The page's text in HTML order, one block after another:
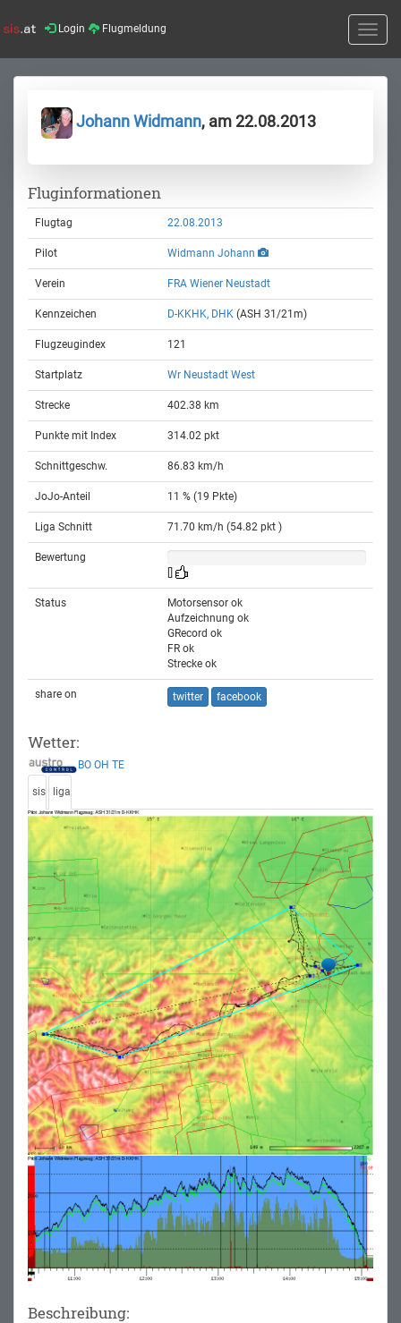
Login Flugmeldung
Toggle
Johann Widmann, am 22.08.2013
Fluginformationen
Flugtag 22.08.2013
Pilot Widmann Johann
Verein FRA Wiener Neustadt
Kennzeichen D-KKHK, DHK (ASH 31/21m)
Flugzeugindex 121
Startplatz Wr Neustadt West
Strecke 402.38 km
Punkte mit Index 314.02 pkt
Schnittgeschw. 86.83 km/h
JoJo-Anteil 11 % (19 Pkte)
Liga Schnitt 71.70 km/h (54.82 pkt )
Bewertung
Status
Motorsensor ok
Aufzeichnung ok
GRecord ok
FR ok
Strecke ok
share on twitter facebook
Wetter:
BO OH TE
sis liga
Beschreibung: